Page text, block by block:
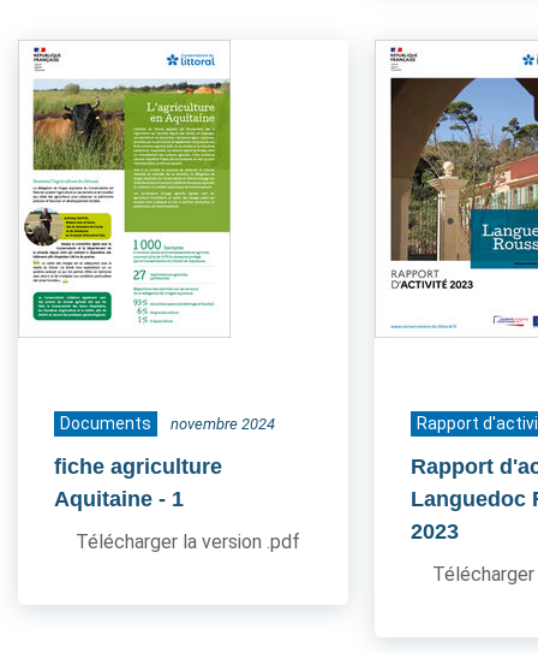
Documents novembre 2024
fiche agriculture
Aquitaine - 1
Télécharger la version .pdf
Rapport
Rapport
Languedoc
2023